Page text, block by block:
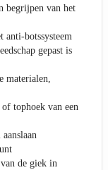
begrijpen van het
anti-botssysteem
gepast is
materialen,
tophoek van een
de giek in